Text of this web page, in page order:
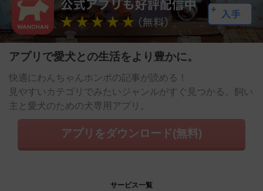
アプリで愛犬との生活をより豊かに。
快適にわんちゃんホンポの記事が読める！
見やすいカテゴリでみたいジャンルがすぐ見つかる。飼い
主と愛犬のための犬専用アプリ。
アプリをダウンロード(無料)
サービス一覧